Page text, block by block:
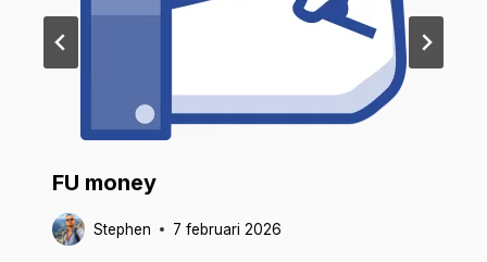
FU money
Stephen 7 februari 2026